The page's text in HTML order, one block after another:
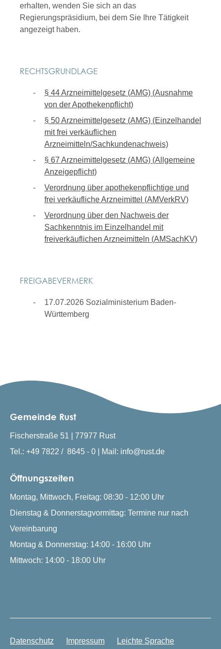
erhalten, wenden Sie sich an das
Regierungspräsidium, bei dem Sie Ihre Tätigkeit
angezeigt haben.
RECHTSGRUNDLAGE
§ 44 Arzneimittelgesetz (AMG) (Ausnahme
von der Apothekenpflicht)
§ 50 Arzneimittelgesetz (AMG) (Einzelhandel
mit frei verkäuflichen
Arzneimitteln/Sachkundenachweis)
§ 67 Arzneimittelgesetz (AMG) (Allgemeine
Anzeigepflicht)
Verordnung über apothekenpflichtige und
frei verkäufliche Arzneimittel (AMVerkRV)
Verordnung über den Nachweis der
Sachkenntnis im Einzelhandel mit
freiverkäuflichen Arzneimitteln (AMSachKV)
FREIGABEVERMERK
17.07.2026 Sozialministerium Baden-
Württemberg
Gemeinde Rust
Fischerstraße 51 | 77977 Rust
Tel.: +49 7822 / 8645 - 0 | Mail: info@rust.de
Öffnungszeiten
Montag, Mittwoch, Freitag: 08:30 - 12:00 Uhr
Dienstag & Donnerstagvormittag: Termine nur nach
Vereinbarung
Montag & Donnerstag: 14:00 - 16:00 Uhr
Mittwoch: 14:00 - 18:00 Uhr
Datenschutz Impressum Leichte Sprache